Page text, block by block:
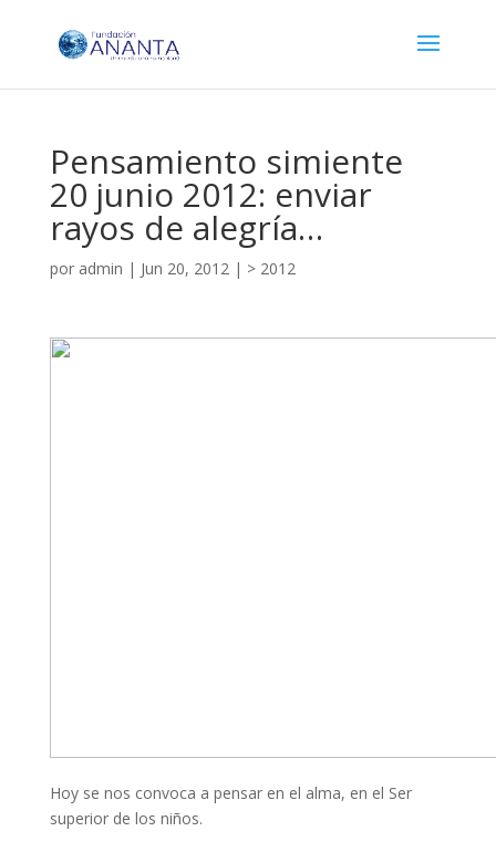
Pensamiento simiente
20 junio 2012: enviar
rayos de alegría…
por admin | Jun 20, 2012| > 2012
Hoy se nos convoca a pensar en el alma, en el Ser
superior de los niños.